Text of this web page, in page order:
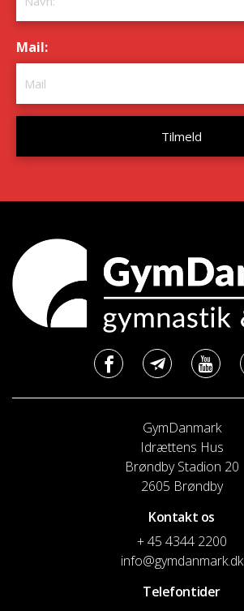
Mail:
GymDanmark
Idrættens Hus
Brøndby Stadion 20
2605 Brøndby
Kontakt os
+ 45 4344 2200
info@gymdanmark.dk
Telefontider